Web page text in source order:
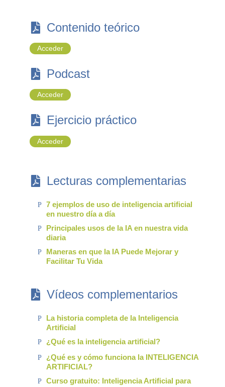
Contenido teórico
Acceder
Podcast
Acceder
Ejercicio práctico
Acceder
Lecturas complementarias
P
7 ejemplos de uso de inteligencia artificial
en nuestro día a día
P
Principales usos de la IA en nuestra vida
diaria
P
Maneras en que la IA Puede Mejorar y
Facilitar Tu Vida
Vídeos complementarios
P
La historia completa de la Inteligencia
Artificial
P ¿Qué es la inteligencia artificial?
P
¿Qué es y cómo funciona la INTELIGENCIA
ARTIFICIAL?
P
Curso gratuito: Inteligencia Artificial para